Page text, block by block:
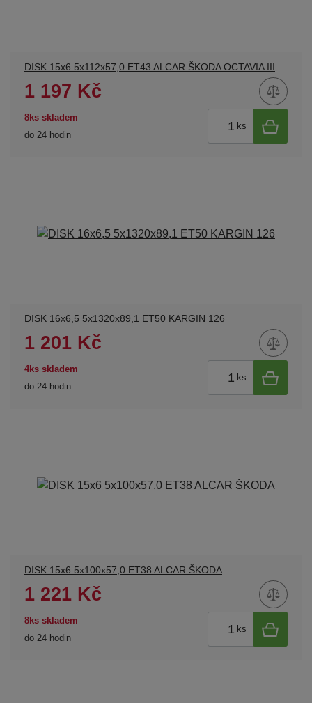
DISK 15x6 5x112x57,0 ET43 ALCAR ŠKODA OCTAVIA III
1 197 Kč
8ks skladem
do 24 hodin
ks
DISK 16x6,5 5x1320x89,1 ET50 KARGIN 126
1 201 Kč
4ks skladem
do 24 hodin
ks
DISK 15x6 5x100x57,0 ET38 ALCAR ŠKODA
1 221 Kč
8ks skladem
do 24 hodin
ks